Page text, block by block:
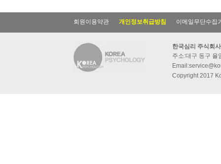
회원이용약관 개인정보취급방침 이메일무단수집
한국심리 주식회사
주소:대구 동구 율
Copyright 2017